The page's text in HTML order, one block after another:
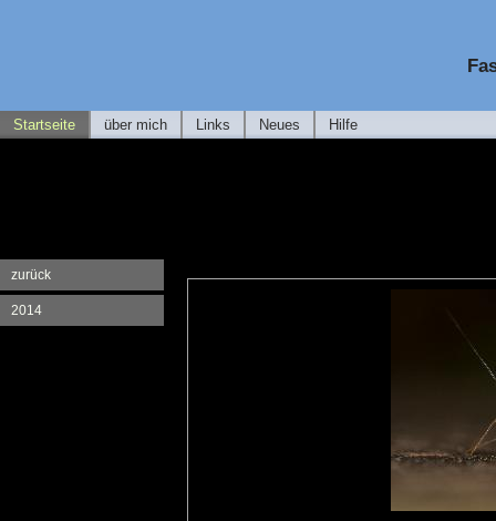
Startseite über mich Links Neues Hilfe
zurück
2014